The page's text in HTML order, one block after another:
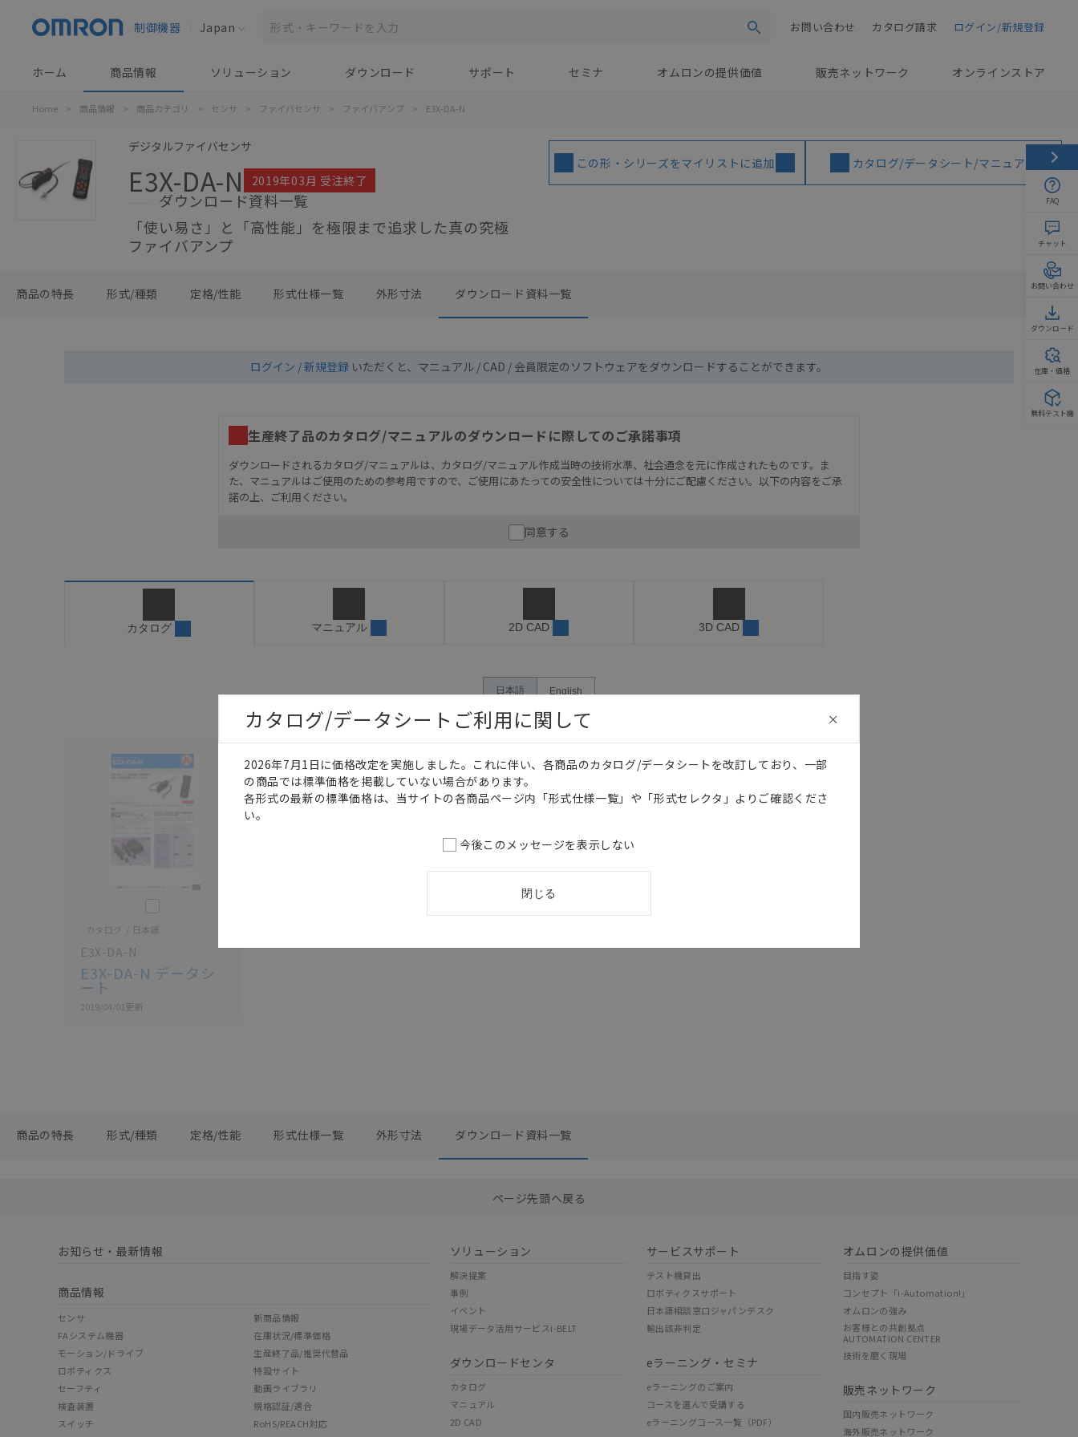
制御機器 Japan 検索 ログイン/新規登録
カタログ請求
お問い合わせ
ホーム 商品情報 ソリューション ダウンロード サポート セミナ オムロンの提供価値 販売ネットワーク オンラインストア
Home > 商品情報 > 商品カテゴリ > センサ > ファイバセンサ > ファイバアンプ > E3X-DA-N
デジタルファイバセンサ
E3X-DA-N 2019年03月 受注終了
ダウンロード資料一覧
「使い易さ」と「高性能」を極限まで追求した真の究極
ファイバアンプ
この形・シリーズをマイリストに追加 カタログ/データシート/マニュアル
商品の特長 形式/種類 定格/性能 形式仕様一覧 外形寸法 ダウンロード資料一覧
ログイン / 新規登録 いただくと、マニュアル / CAD / 会員限定のソフトウェアをダウンロードすることができます。
生産終了品のカタログ/マニュアルのダウンロードに際してのご承諾事項
ダウンロードされるカタログ/マニュアルは、カタログ/マニュアル作成当時の技術水準、社会通念を元に作成されたものです。ま
た、マニュアルはご使用のための参考用ですので、ご使用にあたっての安全性については十分にご配慮ください。以下の内容をご承
諾の上、ご利用ください。
お客様が本製品を人命や財産に重大な危険を及ぼすような用途に使用される場合には、システム全体として危険を知らせたり、冗
長設計により必要な安全性を確保できるよう設計されていること、および本製品が全体の中で意図した用途に対して適切に配電・
カタログ/マニュアルに記載されているアプリケーション事例は参考用ですので、ご採用に際しては機器・装置の機能や安全性を
記載されているサービス内容や連絡先等は作成当時のものであり、変更・改定させていただいている可能性があります。改めて当
同意する
カタログ マニュアル 2D CAD 3D CAD
日本語 English
カタログ 日本語
E3X-DA-N
E3X-DA-N データシ
ート
2019/04/01更新
0 選択したファイルを一括ダウンロード
商品の特長 形式/種類 定格/性能 形式仕様一覧 外形寸法 ダウンロード資料一覧
ページ先頭へ戻る
お知らせ・最新情報
商品情報
センサ
FAシステム機器
モーション/ドライブ
ロボティクス
セーフティ
検査装置
スイッチ
新商品情報
在庫状況/標準価格
生産終了品/推奨代替品
特設サイト
動画ライブラリ
規格認証/適合
RoHS/REACH対応
ソリューション
解決提案
事例
イベント
現場データ活用サービスi-BELT
ダウンロードセンタ
カタログ
マニュアル
2D CAD
サービスサポート
テスト機貸出
ロボティクスサポート
日本語相談窓口ジャパンデスク
輸出該非判定
eラーニング・セミナ
eラーニングのご案内
コースを選んで受講する
eラーニングコース一覧（PDF）
オムロンの提供価値
目指す姿
コンセプト「i-Automation!」
オムロンの強み
お客様との共創拠点
AUTOMATION CENTER
技術を磨く現場
販売ネットワーク
国内販売ネットワーク
海外販売ネットワーク
FAQ
チャット
お問い合わせ
ダウンロード
在庫・価格
無料テスト機
カタログ/データシートご利用に関して
2026年7月1日に価格改定を実施しました。これに伴い、各商品のカタログ/データシートを改訂しており、一部
の商品では標準価格を掲載していない場合があります。
各形式の最新の標準価格は、当サイトの各商品ページ内「形式仕様一覧」や「形式セレクタ」よりご確認くださ
い。
今後このメッセージを表示しない
閉じる